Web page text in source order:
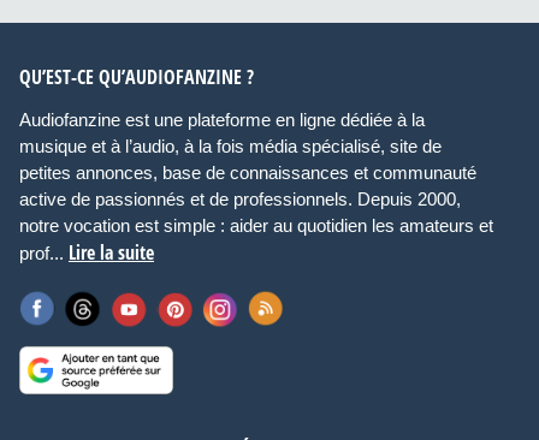
QU’EST-CE QU’AUDIOFANZINE ?
Audiofanzine est une plateforme en ligne dédiée à la
musique et à l’audio, à la fois média spécialisé, site de
petites annonces, base de connaissances et communauté
active de passionnés et de professionnels. Depuis 2000,
notre vocation est simple : aider au quotidien les amateurs et
prof... Lire la suite